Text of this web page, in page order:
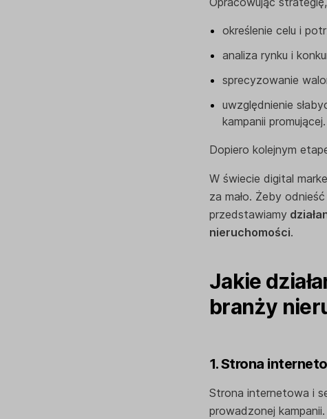
określenie celu i
analiza rynku i
sprecyzowanie
uwzględnienie
kampanii promującej.
Dopiero kolejnym
W świecie digital
za mało. Żeby
przedstawiamy
nieruchomości.
Jakie
branży
1. Strona
Strona internetowa i
prowadzonej